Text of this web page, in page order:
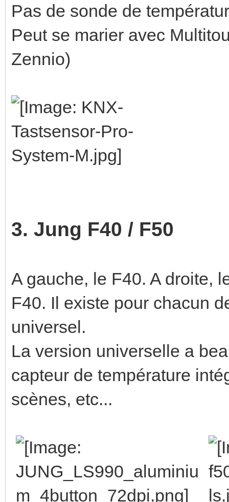
Pas de sonde de
Peut se marier avec
Zennio)
3. Jung F40 / F50
A gauche, le F40. A droite,
F40. Il existe pour chacun
universel.
La version universelle a
capteur de température
scènes, etc...